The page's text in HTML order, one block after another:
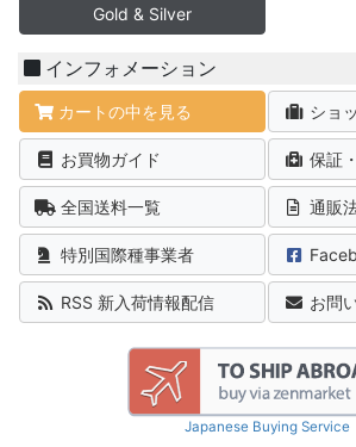
Gold & Silver
インフォメーション
カートの中を見る ショ
お買物ガイド 保証
全国送料一覧 通販
特別国際種事業者
RSS 新入荷情報配信 お問
Japanese Buying Service